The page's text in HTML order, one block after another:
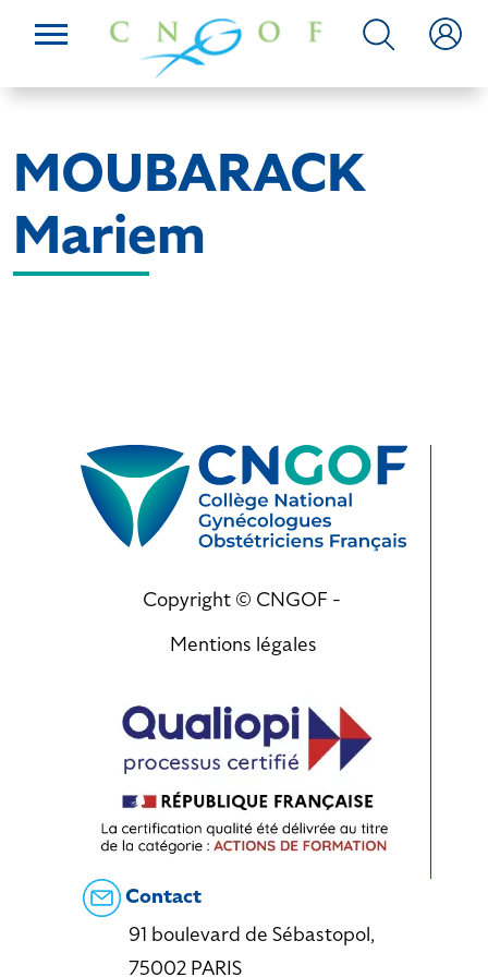
MOUBARACK
Mariem
Copyright © CNGOF -
Mentions légales
Contact
91 boulevard de Sébastopol,
75002 PARIS